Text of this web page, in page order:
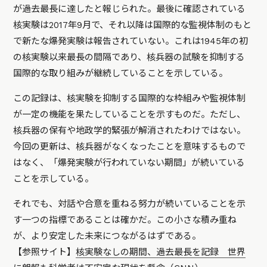
が過去最長に達したと報じられた。最後に確認されている
核実験は2017年9月で、それ以降は国際的な監視体制のもと
で新たな爆発実験は報告されていない。これは1945年の初
の核実験以来最長の間隔であり、核兵器の試験を抑制する
国際的な取り組みが継続していることを示している。
この記録は、核実験を抑制する国際的な枠組みや監視体制
が一定の機能を果たしていることを示すものだ。ただし、
核兵器の保有や地政学的緊張が解消されたわけではない。
今回の更新は、核兵器がなくなったことを意味するもので
はなく、「爆発実験が行われていない期間」が続いている
ことを示している。
それでも、対話や合意を重ねる努力が続いていることを示
す一つの指標であることは確かだ。この小さな積み重ね
が、より安定した未来につながるはずである。
【参照サイト】核実験なしの期間、過去最長を記録 世界